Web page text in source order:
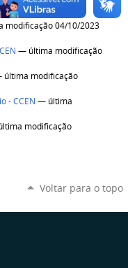
modificação 04/10/2023
— última modificação
modificação
- CCEN — última
modificação
Voltar para o topo